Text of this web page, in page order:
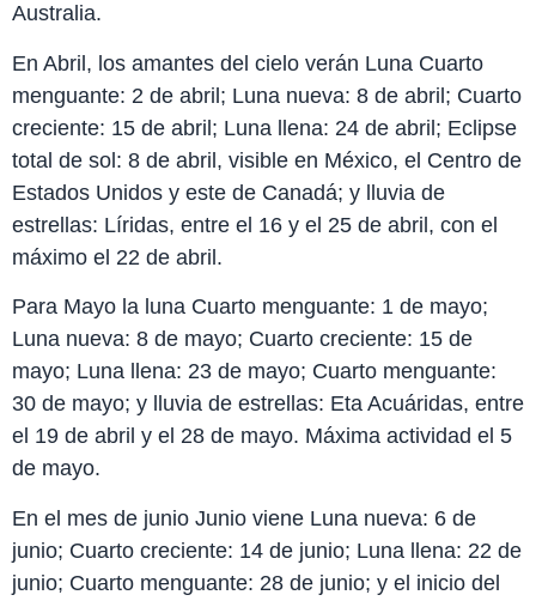
Australia.
En Abril, los amantes del cielo verán Luna Cuarto
menguante: 2 de abril; Luna nueva: 8 de abril; Cuarto
creciente: 15 de abril; Luna llena: 24 de abril; Eclipse
total de sol: 8 de abril, visible en México, el Centro de
Estados Unidos y este de Canadá; y lluvia de
estrellas: Líridas, entre el 16 y el 25 de abril, con el
máximo el 22 de abril.
Para Mayo la luna Cuarto menguante: 1 de mayo;
Luna nueva: 8 de mayo; Cuarto creciente: 15 de
mayo; Luna llena: 23 de mayo; Cuarto menguante:
30 de mayo; y lluvia de estrellas: Eta Acuáridas, entre
el 19 de abril y el 28 de mayo. Máxima actividad el 5
de mayo.
En el mes de junio Junio viene Luna nueva: 6 de
junio; Cuarto creciente: 14 de junio; Luna llena: 22 de
junio; Cuarto menguante: 28 de junio; y el inicio del